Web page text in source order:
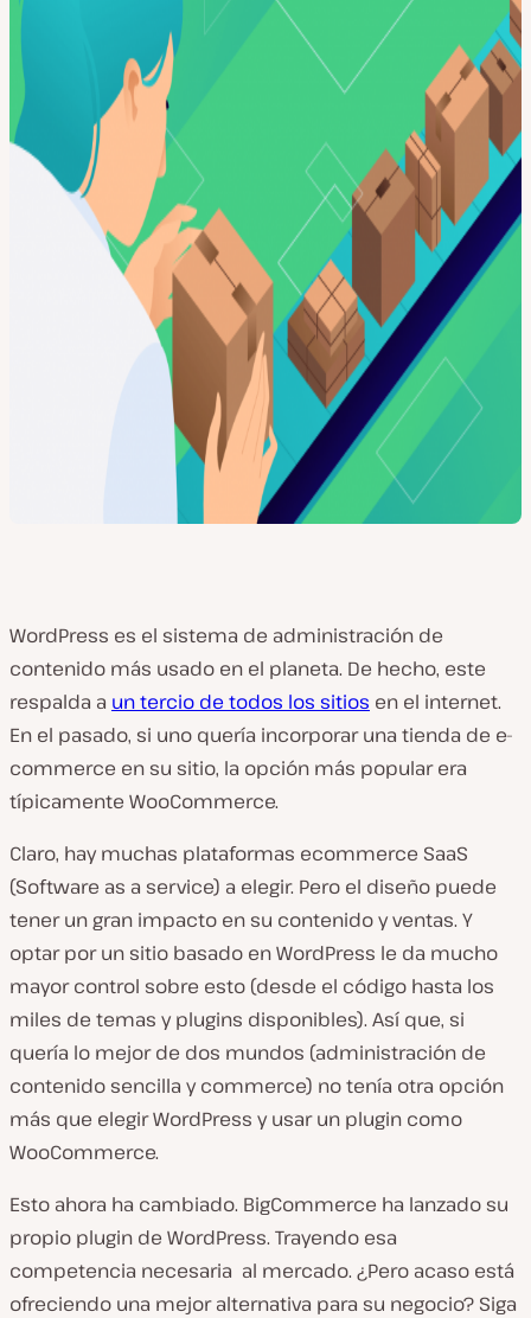
WordPress es el sistema de administración de
contenido más usado en el planeta. De hecho, este
respalda a un tercio de todos los sitios en el internet.
En el pasado, si uno quería incorporar una tienda de e-
commerce en su sitio, la opción más popular era
típicamente WooCommerce.
Claro, hay muchas plataformas ecommerce SaaS
(Software as a service) a elegir. Pero el diseño puede
tener un gran impacto en su contenido y ventas. Y
optar por un sitio basado en WordPress le da mucho
mayor control sobre esto (desde el código hasta los
miles de temas y plugins disponibles). Así que, si
quería lo mejor de dos mundos (administración de
contenido sencilla y commerce) no tenía otra opción
más que elegir WordPress y usar un plugin como
WooCommerce.
Esto ahora ha cambiado. BigCommerce ha lanzado su
propio plugin de WordPress. Trayendo esa
competencia necesaria al mercado. ¿Pero acaso está
ofreciendo una mejor alternativa para su negocio? Siga